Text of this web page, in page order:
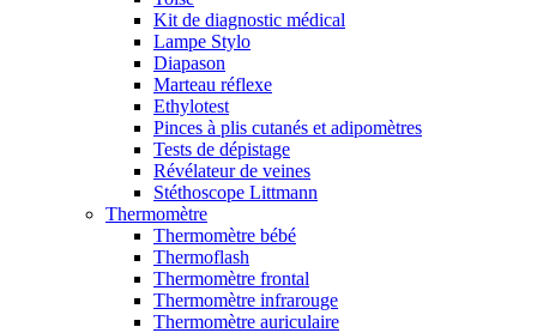
Kit de diagnostic médical
Lampe Stylo
Diapason
Marteau réflexe
Ethylotest
Pinces à plis cutanés et adipomètres
Tests de dépistage
Révélateur de veines
Stéthoscope Littmann
Thermomètre
Thermomètre bébé
Thermoflash
Thermomètre frontal
Thermomètre infrarouge
Thermomètre auriculaire